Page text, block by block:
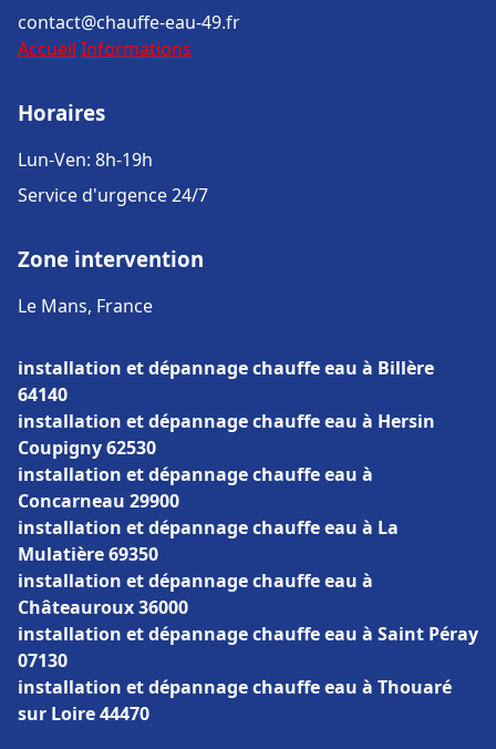
contact@chauffe-eau-49.fr
Accueil Informations
Horaires
Lun-Ven: 8h-19h
Service d'urgence 24/7
Zone intervention
Le Mans, France
installation et dépannage chauffe eau à Billère
64140
installation et dépannage chauffe eau à Hersin
Coupigny 62530
installation et dépannage chauffe eau à
Concarneau 29900
installation et dépannage chauffe eau à La
Mulatière 69350
installation et dépannage chauffe eau à
Châteauroux 36000
installation et dépannage chauffe eau à Saint Péray
07130
installation et dépannage chauffe eau à Thouaré
sur Loire 44470